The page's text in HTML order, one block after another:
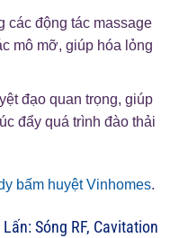
các động tác massage
mô mỡ, giúp hóa lỏng
đạo quan trọng, giúp
đẩy quá trình đào thải
bấm huyệt Vinhomes.
Sóng RF, Cavitation